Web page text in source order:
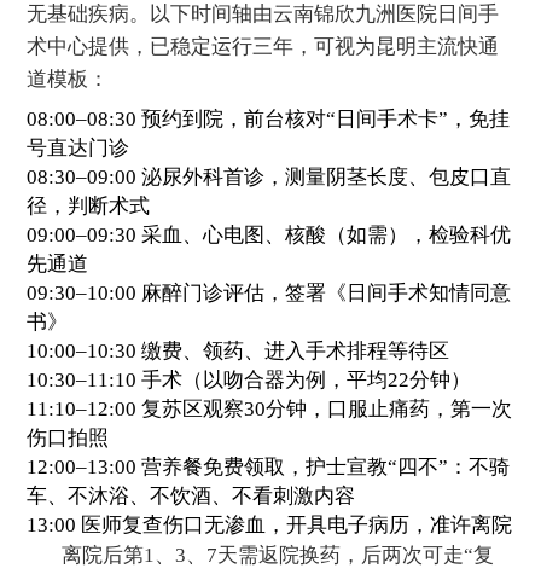
无基础疾病。以下时间轴由云南锦欣九洲医院日间手
术中心提供，已稳定运行三年，可视为昆明主流快通
道模板：
08:00–08:30 预约到院，前台核对“日间手术卡”，免挂
号直达门诊
08:30–09:00 泌尿外科首诊，测量阴茎长度、包皮口直
径，判断术式
09:00–09:30 采血、心电图、核酸（如需），检验科优
先通道
09:30–10:00 麻醉门诊评估，签署《日间手术知情同意
书》
10:00–10:30 缴费、领药、进入手术排程等待区
10:30–11:10 手术（以吻合器为例，平均22分钟）
11:10–12:00 复苏区观察30分钟，口服止痛药，第一次
伤口拍照
12:00–13:00 营养餐免费领取，护士宣教“四不”：不骑
车、不沐浴、不饮酒、不看刺激内容
13:00 医师复查伤口无渗血，开具电子病历，准许离院
离院后第1、3、7天需返院换药，后两次可走“复